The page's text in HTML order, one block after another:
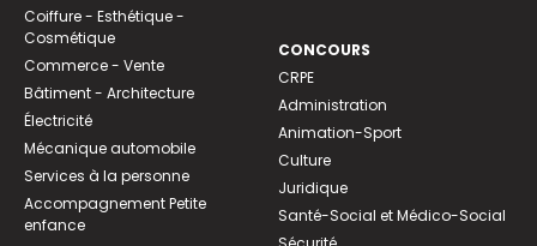
Coiffure - Esthétique -
Cosmétique
Commerce - Vente
Bâtiment - Architecture
Électricité
Mécanique automobile
Services à la personne
Accompagnement Petite
enfance
CONCOURS
CRPE
Administration
Animation-Sport
Culture
Juridique
Santé-Social et Médico-Social